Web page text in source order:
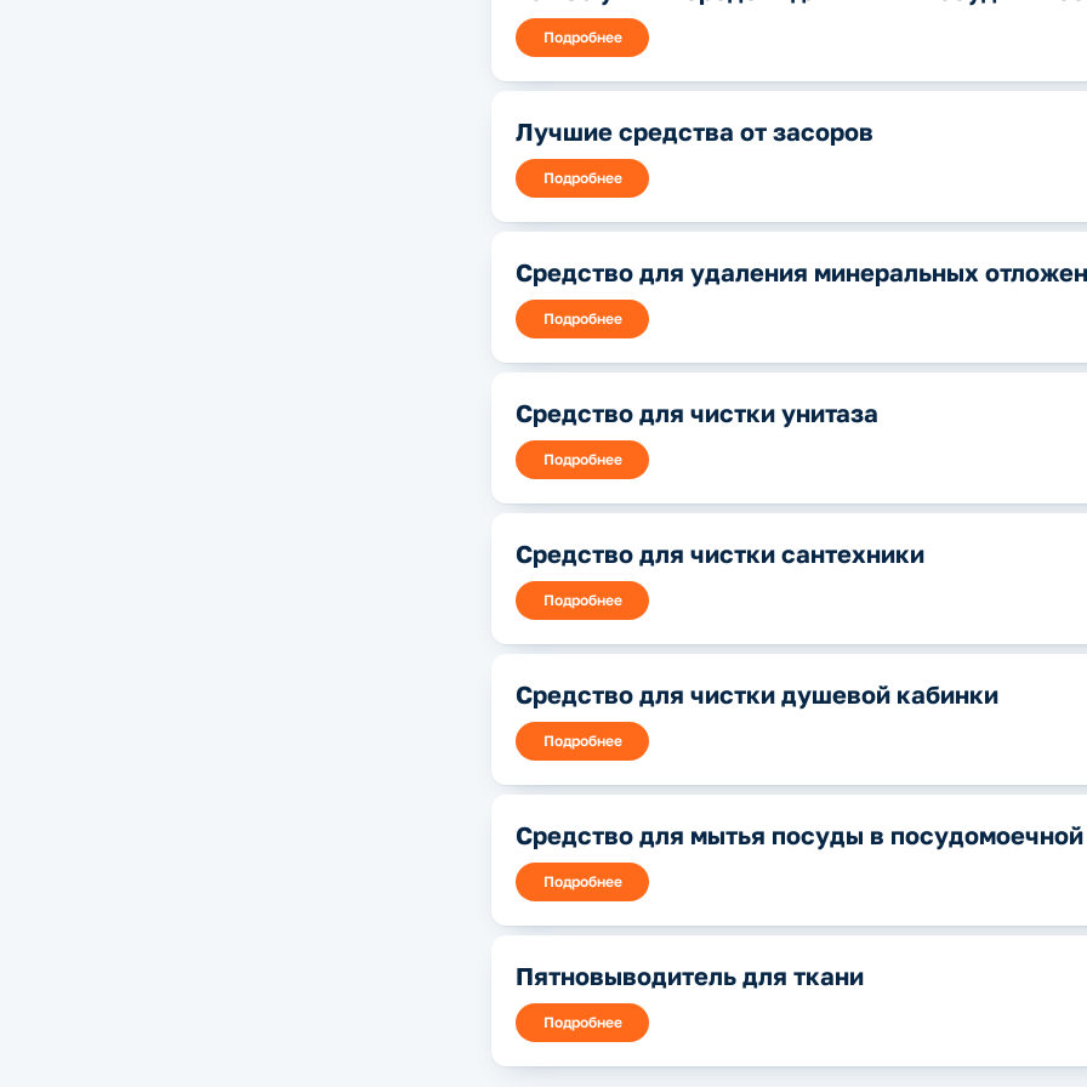
Подробнее
Лучшие средства от засоров
Подробнее
Средство для удаления минеральных
Подробнее
Средство для чистки унитаза
Подробнее
Средство для чистки сантехники
Подробнее
Средство для чистки душевой кабинки
Подробнее
Средство для мытья посуды в
Подробнее
Пятновыводитель для ткани
Подробнее